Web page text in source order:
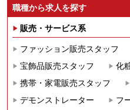
職種から求人を探す
販売・サービス系
ファッション販売スタッフ
宝飾品販売スタッフ
化
携帯・家電販売スタッフ
デモンストレーター
フ